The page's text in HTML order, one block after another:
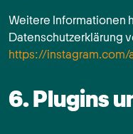
Weitere Informationen
Datenschutzerklärung
https://
6. Plugins